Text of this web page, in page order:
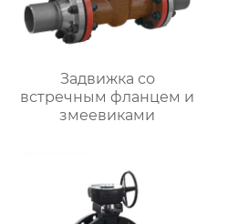
Задвижка со
встречным фланцем и
змеевиками